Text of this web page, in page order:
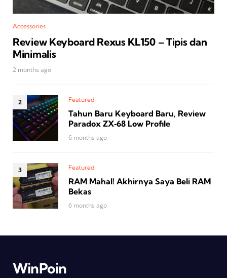
Accessories
Review Keyboard Rexus KL150 – Tipis dan
Minimalis
2 months ago
Featured
Tahun Baru Keyboard Baru, Review
Paradox ZX‑68 Low Profile
6 months ago
Featured
RAM Mahal! Akhirnya Saya Beli RAM
Bekas
6 months ago
WinPoin